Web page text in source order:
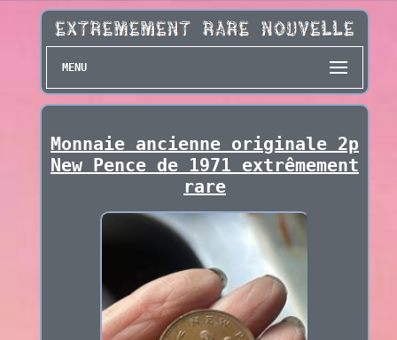
MENU
Monnaie ancienne originale 2p
New Pence de 1971 extrêmement
rare